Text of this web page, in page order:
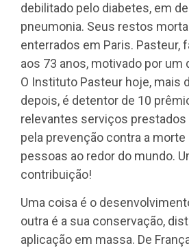
debilitado pelo diabetes, em
pneumonia. Seus restos
enterrados em Paris. Pasteur,
aos 73 anos, motivado por um
O Instituto Pasteur hoje, mais
depois, é detentor de 10
relevantes serviços prestados
pela prevenção contra a
pessoas ao redor do mundo.
contribuição!
Uma coisa é o
outra é a sua conservação,
aplicação em massa. De